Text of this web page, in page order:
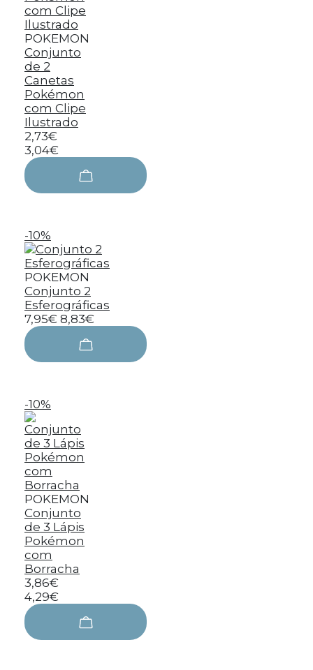
POKEMON
Conjunto
de 2
Canetas
Pokémon
com Clipe
Ilustrado
2,73€
3,04€
-10%
POKEMON
Conjunto 2
Esferográficas
7,95€ 8,83€
-10%
POKEMON
Conjunto
de 3 Lápis
Pokémon
com
Borracha
3,86€
4,29€